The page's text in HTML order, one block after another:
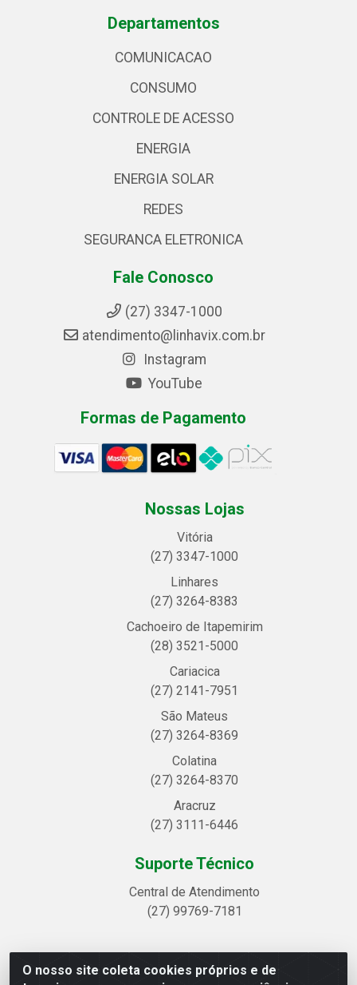
O nosso site coleta cookies próprios e de
Departamentos
COMUNICACAO
CONSUMO
CONTROLE DE ACESSO
ENERGIA
ENERGIA SOLAR
REDES
SEGURANCA ELETRONICA
Fale Conosco
(27) 3347-1000
atendimento@linhavix.com.br
Instagram
YouTube
Formas de Pagamento
Nossas Lojas
Vitória
(27) 3347-1000
Linhares
(27) 3264-8383
Cachoeiro de Itapemirim
(28) 3521-5000
Cariacica
(27) 2141-7951
São Mateus
(27) 3264-8369
Colatina
(27) 3264-8370
Aracruz
(27) 3111-6446
Suporte Técnico
Central de Atendimento
(27) 99769-7181
Linhavix Distribuidora LTDA - Avenida Alegre, 2521 -